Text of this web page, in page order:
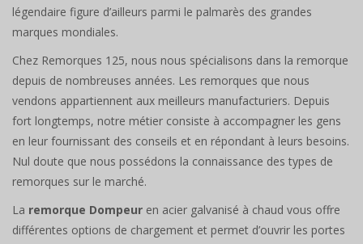
légendaire figure d’ailleurs parmi le palmarès des grandes
marques mondiales.
Chez Remorques 125, nous nous spécialisons dans la remorque
depuis de nombreuses années. Les remorques que nous
vendons appartiennent aux meilleurs manufacturiers. Depuis
fort longtemps, notre métier consiste à accompagner les gens
en leur fournissant des conseils et en répondant à leurs besoins.
Nul doute que nous possédons la connaissance des types de
remorques sur le marché.
La remorque Dompeur en acier galvanisé à chaud vous offre
différentes options de chargement et permet d’ouvrir les portes